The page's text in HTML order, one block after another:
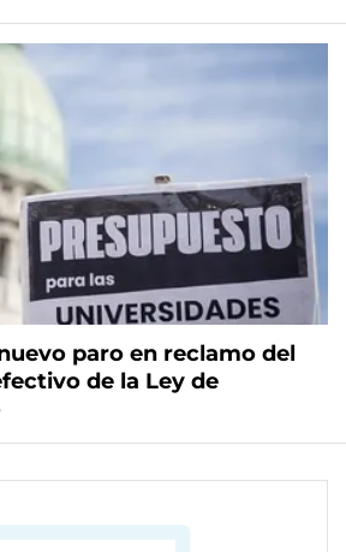
paro en reclamo del
de la Ley de